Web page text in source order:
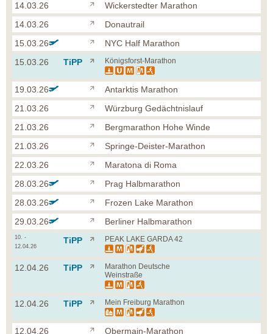
14.03.26
Wickerstedter Marathon
14.03.26
Donautrail
15.03.26
NYC Half Marathon
15.03.26
TiPP Königsforst-Marathon
19.03.26
Antarktis Marathon
21.03.26
Würzburg Gedächtnislauf
21.03.26
Bergmarathon Hohe Winde
21.03.26
Springe-Deister-Marathon
22.03.26
Maratona di Roma
28.03.26
Prag Halbmarathon
28.03.26
Frozen Lake Marathon
29.03.26
Berliner Halbmarathon
10. -
12.04.26
TiPP PEAK LAKE GARDA 42
12.04.26 TiPP
Marathon Deutsche
Weinstraße
12.04.26 TiPP Mein Freiburg Marathon
12.04.26
Obermain-Marathon